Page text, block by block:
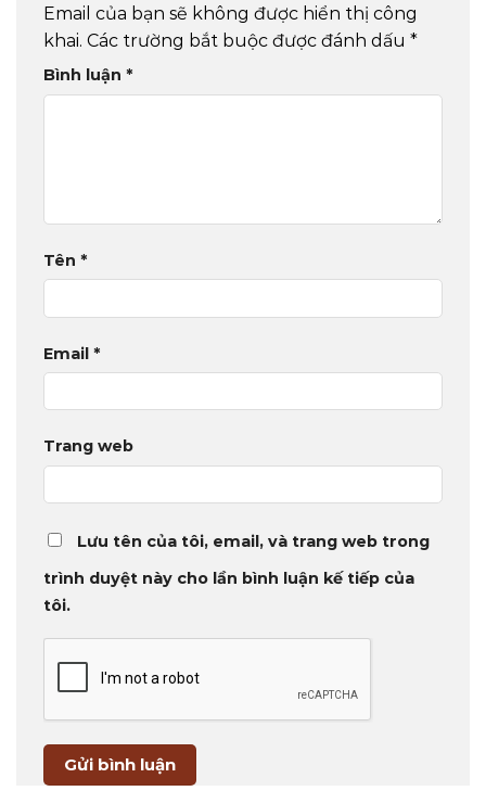
Email của bạn sẽ không được hiển thị công
khai. Các trường bắt buộc được đánh dấu *
Bình luận *
Tên *
Email *
Trang web
Lưu tên của tôi, email, và trang web trong
trình duyệt này cho lần bình luận kế tiếp của
tôi.